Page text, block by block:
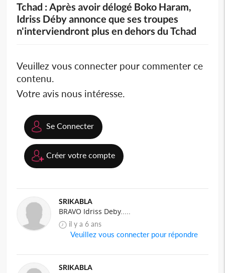
Tchad : Après avoir délogé Boko Haram,
Idriss Déby annonce que ses troupes
n'interviendront plus en dehors du Tchad
Veuillez vous connecter pour commenter ce
contenu.
Votre avis nous intéresse.
Se Connecter
Créer votre compte
SRIKABLA
BRAVO Idriss Deby.....
il y a 6 ans
Veuillez vous connecter pour répondre
SRIKABLA